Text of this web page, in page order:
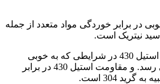
خوبی در برابر خوردگی مواد متعدد از جمله
نیتریک است.
مقاومت در برابر خوردگی استیل 430 در شرایطی که به خوبی
صیقلی باشد به حداکثر می رسد. و مقاومت استیل 430 در برابر
304 است.